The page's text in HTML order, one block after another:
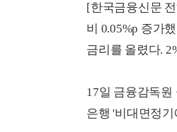
[한국금융신문
비 0.05%p 증가
금리를 올렸다.
17일 금융감독원
은행 '비대면정